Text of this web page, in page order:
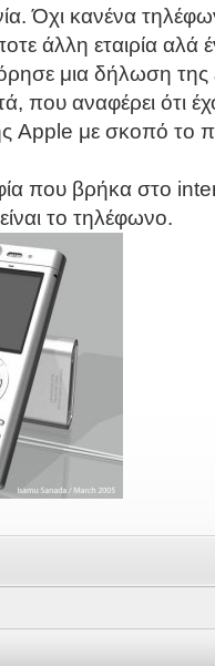
Όχι κανένα
άλλη εταιρία αλά
μια δήλωση της
που αναφέρει ότι
Apple με σκοπό το
που βρήκα στο
το τηλέφωνο.